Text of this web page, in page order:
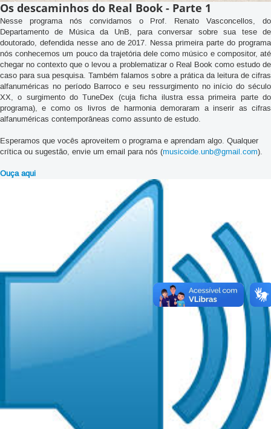
Os descaminhos do Real Book - Parte 1
Nesse programa nós convidamos o Prof. Renato Vasconcellos, do
Departamento de Música da UnB, para conversar sobre sua tese de
doutorado, defendida nesse ano de 2017. Nessa primeira parte do programa
nós conhecemos um pouco da trajetória dele como músico e compositor, até
chegar no contexto que o levou a problematizar o Real Book como estudo de
caso para sua pesquisa. Também falamos sobre a prática da leitura de cifras
alfanuméricas no período Barroco e seu ressurgimento no início do século
XX, o surgimento do TuneDex (cuja ficha ilustra essa primeira parte do
programa), e como os livros de harmonia demoraram a inserir as cifras
alfanuméricas contemporâneas como assunto de estudo.
Esperamos que vocês aproveitem o programa e aprendam algo. Qualquer
crítica ou sugestão, envie um email para nós (musicoide.unb@gmail.com).
Ouça aqui